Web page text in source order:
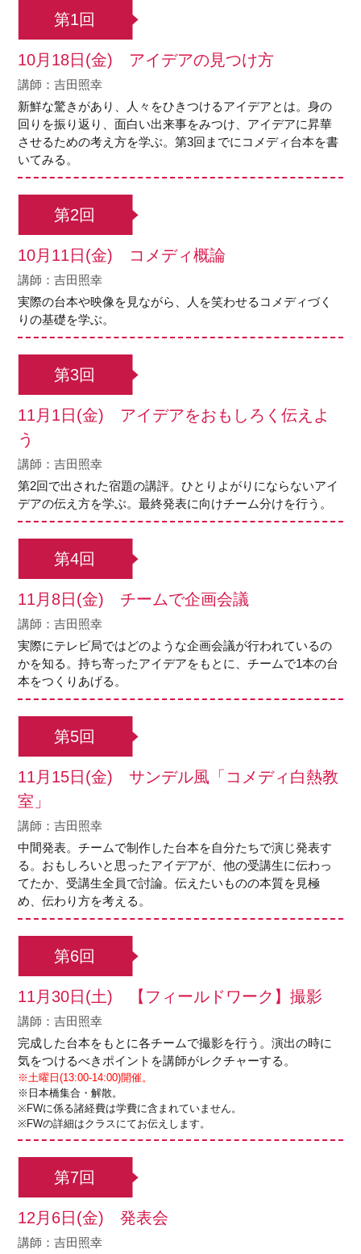
第1回
10月18日(金) アイデアの見つけ方
講師：吉田照幸
新鮮な驚きがあり、人々をひきつけるアイデアとは。身の
回りを振り返り、面白い出来事をみつけ、アイデアに昇華
させるための考え方を学ぶ。第3回までにコメディ台本を書
いてみる。
第2回
10月11日(金) コメディ概論
講師：吉田照幸
実際の台本や映像を見ながら、人を笑わせるコメディづく
りの基礎を学ぶ。
第3回
11月1日(金) アイデアをおもしろく伝えよ
う
講師：吉田照幸
第2回で出された宿題の講評。ひとりよがりにならないアイ
デアの伝え方を学ぶ。最終発表に向けチーム分けを行う。
第4回
11月8日(金) チームで企画会議
講師：吉田照幸
実際にテレビ局ではどのような企画会議が行われているの
かを知る。持ち寄ったアイデアをもとに、チームで1本の台
本をつくりあげる。
第5回
11月15日(金) サンデル風「コメディ白熱教
室」
講師：吉田照幸
中間発表。チームで制作した台本を自分たちで演じ発表す
る。おもしろいと思ったアイデアが、他の受講生に伝わっ
てたか、受講生全員で討論。伝えたいものの本質を見極
め、伝わり方を考える。
第6回
11月30日(土) 【フィールドワーク】撮影
講師：吉田照幸
完成した台本をもとに各チームで撮影を行う。演出の時に
気をつけるべきポイントを講師がレクチャーする。
※土曜日(13:00-14:00)開催。
※日本橋集合・解散。
※FWに係る諸経費は学費に含まれていません。
※FWの詳細はクラスにてお伝えします。
第7回
12月6日(金) 発表会
講師：吉田照幸